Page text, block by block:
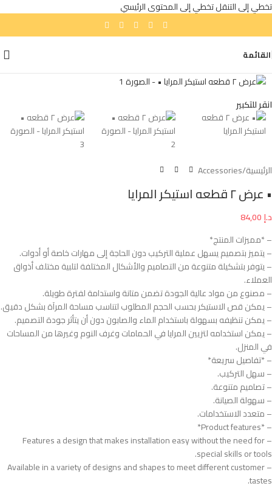
تخطي إلى التنقلتخطي إلى المحتوى الرئيسي
القائمة
انقر للتكبير
الرئيسية/
Accessories
• عرض ٢ قطعه استيكر المرايا
د.إ
– *مميزات المنتج*
– يتميز بتصميم يسهل عملية التركيب دون الحاجة إلى مهارات خاصة أو أدوات.
– يتوفر بتشكيلة متنوعة من التصاميم والأشكال المختلفة لتلبية مختلف أذواق
العملاء.
– مصنوع من مواد عالية الجودة تضمن متانة واستدامة لفترة طويلة.
– يمكن قص الاستيكر بحسب الحجم المطلوب لتناسب مساحة المرآة بشكل دقيق.
– يمكن تنظيفه بسهولة باستخدام الماء والصابون دون أن يتأثر جودة التصميم.
– يمكن استخدامه لتزيين المرايا في الحمامات وغرف النوم وغيرها من المساحات
في المنزل.
– *تفاصيل سريعة*
– سهل التركيب.
– تصاميم متنوعة.
– سهولة الصيانة.
– متعدد الاستخدامات.
– *Product features*
– Features a design that makes installation easy without the need for
special skills or tools.
– Available in a variety of designs and shapes to meet different customer
tastes.